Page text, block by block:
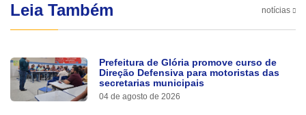
notícias
Leia Também
Prefeitura de Glória promove curso de
Direção Defensiva para motoristas das
secretarias municipais
04 de agosto de 2026